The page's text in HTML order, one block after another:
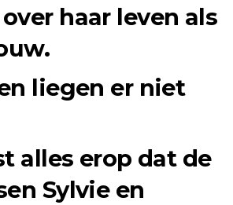
haar leven als
liegen er niet
alles erop dat de
Sylvie en